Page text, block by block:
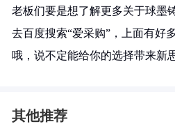
老板们要是想了解更多关于球墨
去百度搜索“爱采购”，上面有好
哦，说不定能给你的选择带来新
其他推荐